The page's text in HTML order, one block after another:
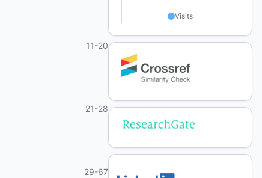
11-20
21-28
29-67